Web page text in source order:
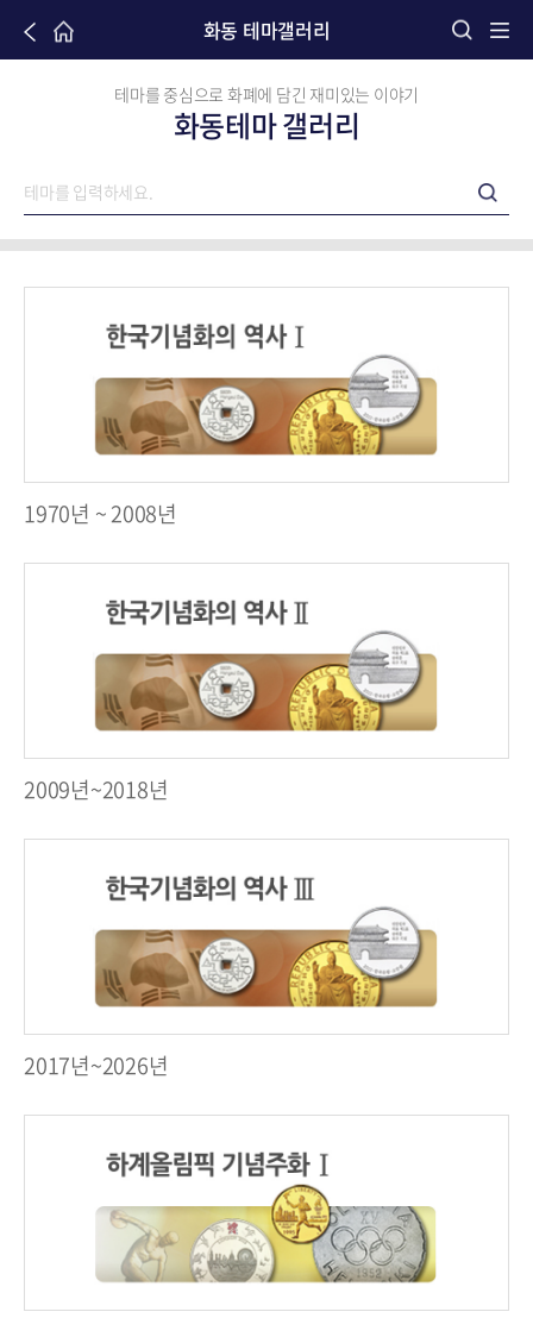
화동 테마갤러리
테마를 중심으로 화폐에 담긴 재미있는 이야기
화동테마 갤러리
1970년 ~ 2008년
2009년~2018년
2017년~2026년